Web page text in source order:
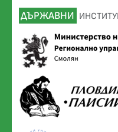
ДЪРЖАВНИ